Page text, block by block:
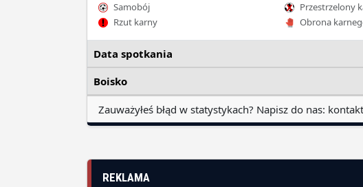
Samobój
Przestrzelony
Rzut karny
Obrona
Data spotkania
Boisko
Zauważyłeś błąd w statystykach? Napisz do nas:
REKLAMA